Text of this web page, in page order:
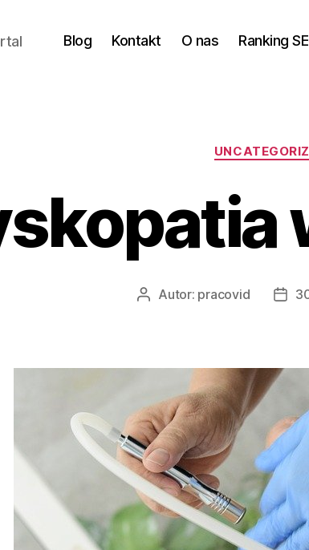
Blog Kontakt O nas Ranking
AutorAutor: pracovid
Data